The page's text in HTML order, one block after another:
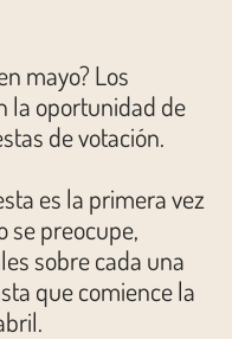
mayo? Los
la oportunidad de
de votación.
es la primera vez
se preocupe,
sobre cada una
que comience la